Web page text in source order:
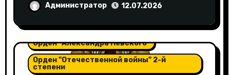
Администратор 12.07.2026
Орден "Александра Невского"
Орден "Отечественной войны" 2-й
степени